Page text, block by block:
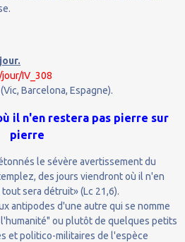
IV_308
Barcelona, Espagne).
il n'en restera pas pierre sur
pierre
le sévère avertissement du
des jours viendront où il n'en
sera détruit» (Lc 21,6).
antipodes d'une autre qui se nomme
ou plutôt de quelques petits
et politico-militaires de l'espèce